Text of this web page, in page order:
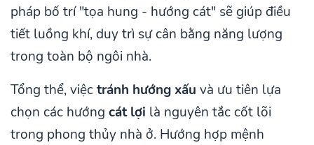
pháp bố trí "tọa hung - hướng cát" sẽ giúp điều
tiết luồng khí, duy trì sự cân bằng năng lượng
trong toàn bộ ngôi nhà.
Tổng thể, việctránh hướng xấu và ưu tiên lựa
chọn các hướng cát lợi là nguyên tắc cốt lõi
trong phong thủy nhà ở. Hướng hợp mệnh